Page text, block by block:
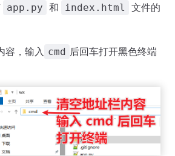
app.py 和 index.html
文件的
容，输入 cmd 后回车打开黑色终端